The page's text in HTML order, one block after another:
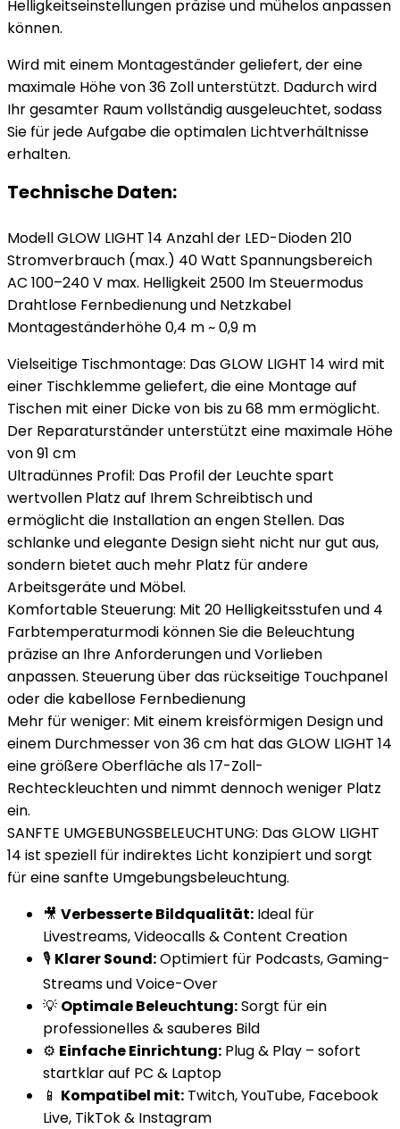
Helligkeitseinstellungen präzise und mühelos anpassen
können.
Wird mit einem Montageständer geliefert, der eine
maximale Höhe von 36 Zoll unterstützt. Dadurch wird
Ihr gesamter Raum vollständig ausgeleuchtet, sodass
Sie für jede Aufgabe die optimalen Lichtverhältnisse
erhalten.
Technische Daten:
Modell GLOW LIGHT 14 Anzahl der LED-Dioden 210
Stromverbrauch (max.) 40 Watt Spannungsbereich
AC 100–240 V max. Helligkeit 2500 lm Steuermodus
Drahtlose Fernbedienung und Netzkabel
Montageständerhöhe 0,4 m ~ 0,9 m
Vielseitige Tischmontage: Das GLOW LIGHT 14 wird mit
einer Tischklemme geliefert, die eine Montage auf
Tischen mit einer Dicke von bis zu 68 mm ermöglicht.
Der Reparaturständer unterstützt eine maximale Höhe
von 91 cm
Ultradünnes Profil: Das Profil der Leuchte spart
wertvollen Platz auf Ihrem Schreibtisch und
ermöglicht die Installation an engen Stellen. Das
schlanke und elegante Design sieht nicht nur gut aus,
sondern bietet auch mehr Platz für andere
Arbeitsgeräte und Möbel.
Komfortable Steuerung: Mit 20 Helligkeitsstufen und 4
Farbtemperaturmodi können Sie die Beleuchtung
präzise an Ihre Anforderungen und Vorlieben
anpassen. Steuerung über das rückseitige Touchpanel
oder die kabellose Fernbedienung
Mehr für weniger: Mit einem kreisförmigen Design und
einem Durchmesser von 36 cm hat das GLOW LIGHT 14
eine größere Oberfläche als 17-Zoll-
Rechteckleuchten und nimmt dennoch weniger Platz
ein.
SANFTE UMGEBUNGSBELEUCHTUNG: Das GLOW LIGHT
14 ist speziell für indirektes Licht konzipiert und sorgt
für eine sanfte Umgebungsbeleuchtung.
🎥 Verbesserte Bildqualität: Ideal für
Livestreams, Videocalls & Content Creation
🎙️ Klarer Sound:Optimiert für Podcasts, Gaming-
Streams und Voice-Over
💡 Optimale Beleuchtung:Sorgt für ein
professionelles & sauberes Bild
⚙️ Einfache Einrichtung: Plug & Play – sofort
startklar auf PC & Laptop
📱 Kompatibel mit: Twitch, YouTube, Facebook
Live, TikTok & Instagram